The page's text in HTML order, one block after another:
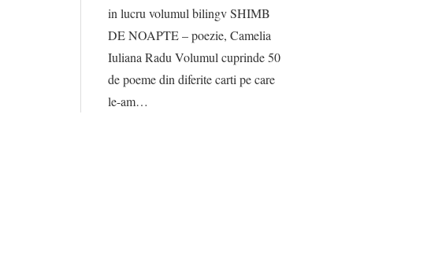
in lucru volumul bilingv SHIMB
DE NOAPTE – poezie, Camelia
Iuliana Radu Volumul cuprinde 50
de poeme din diferite carti pe care
le-am…